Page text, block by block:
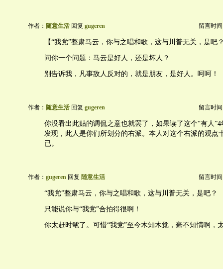
作者： 随意生活 回复 gugeren 留言时间
【“我党”整肃马云，你与之唱和歌，这与川普无关，是吧
问你一个问题：马云是好人，还是坏人？
别告诉我，凡事敌人反对的，就是朋友，是好人。呵呵！
作者： 随意生活 回复 gugeren 留言时间
你没看出此贴的调侃之意也就罢了，如果读了这个“有人
发现，此人是你们所划分的右派。本人对这个右派的观点
已。
作者： gugeren 回复 随意生活 留言时间
“我党”整肃马云，你与之唱和歌，这与川普无关，是吧？
只能说你与“我党”合拍得很啊！
你太赶时髦了。可惜“我党”至今木知木觉，毫不知情啊，